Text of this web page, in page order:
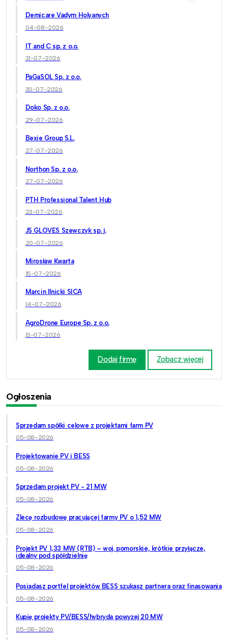
Demicare Vadym Holyanych
04-08-2026
IT and C sp. z o.o.
31-07-2026
PaGaSOL Sp. z o.o.
30-07-2026
Doko Sp. z o.o.
29-07-2026
Bexie Group S.L.
27-07-2026
Northon Sp. z o.o.
27-07-2026
PTH Professional Talent Hub
23-07-2026
JS GLOVES Szewczyk sp. j.
20-07-2026
Mirosław Kwarta
15-07-2026
Marcin Ilnicki SICA
14-07-2026
AgroDrone Europe Sp. z o.o.
13-07-2026
Dodaj firmę Zobacz więcej
Ogłoszenia
Sprzedam spółki celowe z projektami farm PV
05-08-2026
Projektowanie PV i BESS
05-08-2026
Sprzedam projekt PV - 21 MW
05-08-2026
Zlecę rozbudowę pracującej farmy PV o 1,52 MW
05-08-2026
Projekt PV 1,33 MW (RTB) – woj. pomorskie, krótkie przyłącze,
idealny pod spółdzielnię
05-08-2026
Posiadasz portfel projektów BESS szukasz partnera oraz finasowania
05-08-2026
Kupię projekty PV/BESS/hybryda powyżej 20 MW
05-08-2026